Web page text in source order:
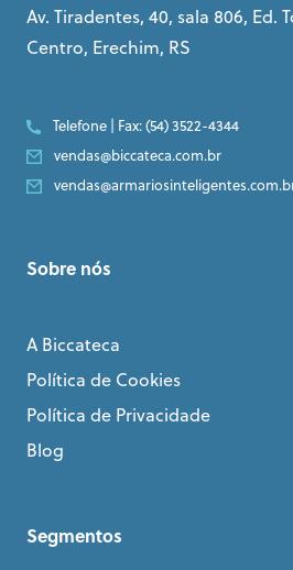
Av. Tiradentes, 40, sala 806, Ed.
Centro, Erechim, RS
Telefone | Fax: (54) 3522-4344
vendas@biccateca.com.br
Sobre nós
A Biccateca
Política de Cookies
Política de Privacidade
Blog
Segmentos